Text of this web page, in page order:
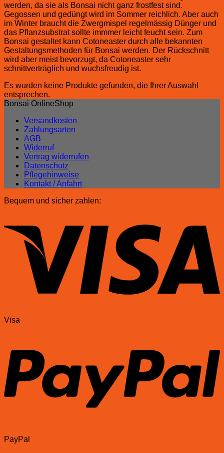
werden, da sie als Bonsai nicht ganz frostfest sind.
Gegossen und gedüngt wird im Sommer reichlich. Aber auch
im Winter braucht die Zwergmispel regelmässig Dünger und
das Pflanzsubstrat sollte immmer leicht feucht sein. Zum
Bonsai gestaltet kann Cotoneaster durch alle bekannten
Gestaltungsmethoden für Bonsai werden. Der Rückschnitt
wird aber meist bevorzugt, da Cotoneaster sehr
schnittverträglich und wuchsfreudig ist.
Es wurden keine Produkte gefunden, die Ihrer Auswahl
entsprechen.
Bonsai OnlineShop
Versandkosten
Zahlungsarten
AGB
Widerruf
Vertrag widerrufen
Datenschutz
Pflegehinweise
Kontakt / Anfahrt
Bequem und sicher zahlen:
Visa
PayPal